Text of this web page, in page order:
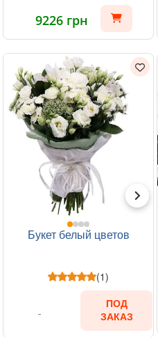
9226 грн
Букет белый цветов
(1)
ПОД
ЗАКАЗ